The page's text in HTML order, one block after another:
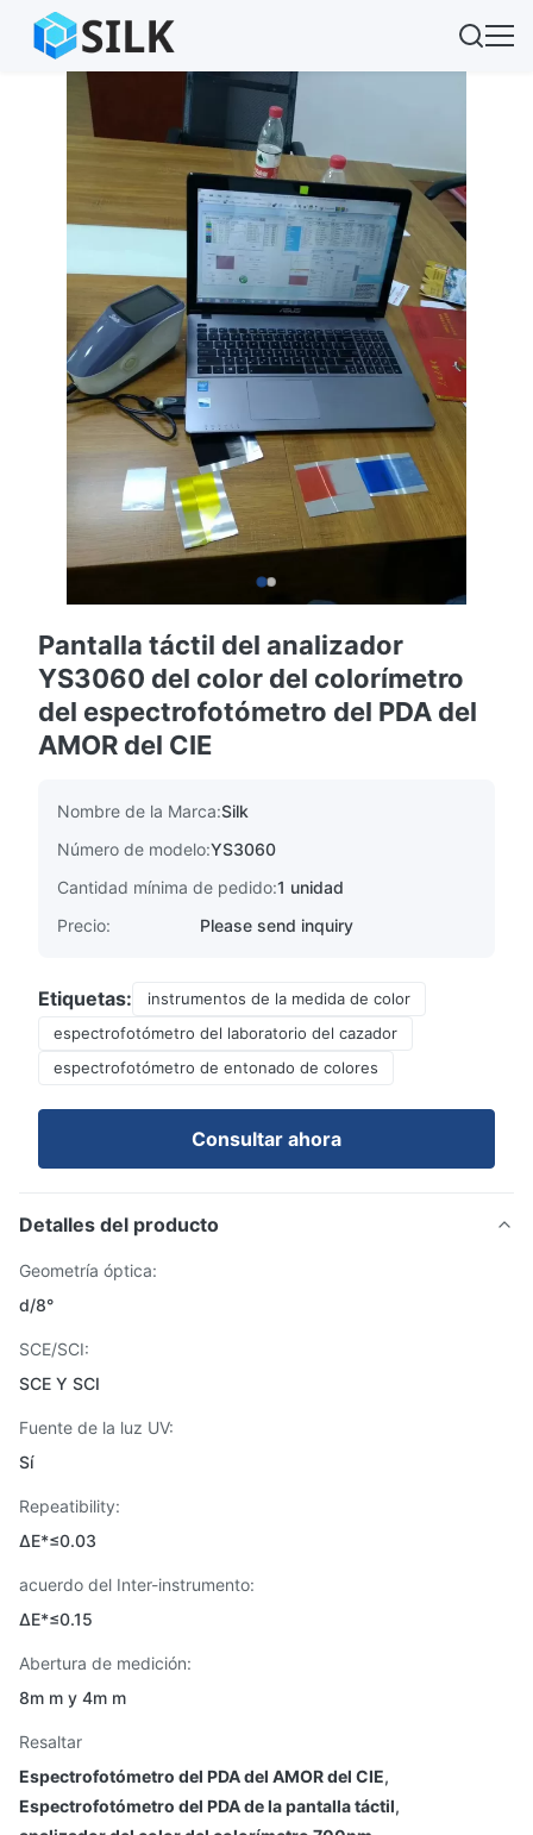
Pantalla táctil del analizador
YS3060 del color del colorímetro
del espectrofotómetro del PDA del
AMOR del CIE
Nombre de la Marca:Silk
Número de modelo:YS3060
Cantidad mínima de pedido:1 unidad
Precio:
Please send inquiry
Etiquetas:
instrumentos de la medida de color
espectrofotómetro del laboratorio del cazador
espectrofotómetro de entonado de colores
Consultar ahora
Detalles del producto
Geometría óptica:
d/8°
SCE/SCI:
SCE Y SCI
Fuente de la luz UV:
Sí
Repeatibility:
ΔE*≤0.03
acuerdo del Inter-instrumento:
ΔE*≤0.15
Abertura de medición:
8m m y 4m m
Resaltar
Espectrofotómetro del PDA del AMOR del CIE,
Espectrofotómetro del PDA de la pantalla táctil,